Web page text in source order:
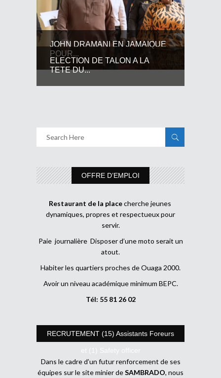
JOHN DRAMANI EN JAMAIQUE
POUR...
ELECTION DE TALON A LA
TETE DU...
OFFRE D’EMPLOI
Restaurant de la placecherche jeunes
dynamiques, propres et respectueux pour
servir.
Paie journalière Disposer d’une moto serait un
atout.
Habiter les quartiers proches de Ouaga 2000.
Avoir un niveau académique minimum BEPC.
Tél: 55 81 26 02
RECRUTEMENT (15) Assistants Foreurs
et (1) Safety officer
Dans le cadre d’un futur renforcement de ses
équipes sur le site minier deSAMBRADO, nous